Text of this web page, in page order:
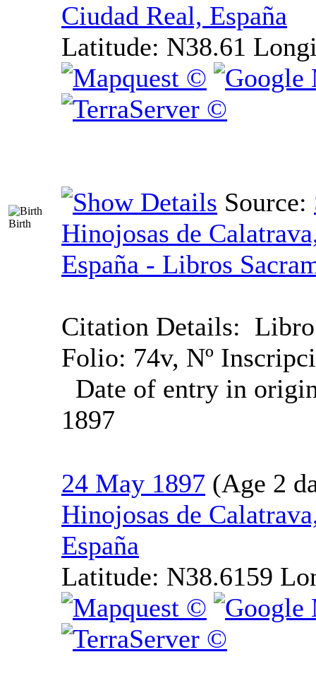
Birth
Ciudad Real, España
Latitude: N38.61
Source:
Hinojosas de
España - Libros
Citation Details:
Folio: 74v, Nº
Date of entry in
1897
24 May 1897
Hinojosas de
España
Latitude: N38.6159